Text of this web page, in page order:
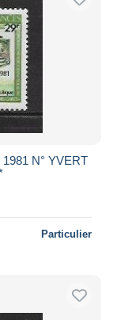
N° YVERT
Particulier